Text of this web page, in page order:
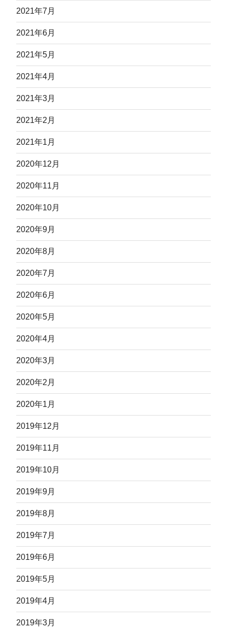
2021年7月
2021年6月
2021年5月
2021年4月
2021年3月
2021年2月
2021年1月
2020年12月
2020年11月
2020年10月
2020年9月
2020年8月
2020年7月
2020年6月
2020年5月
2020年4月
2020年3月
2020年2月
2020年1月
2019年12月
2019年11月
2019年10月
2019年9月
2019年8月
2019年7月
2019年6月
2019年5月
2019年4月
2019年3月